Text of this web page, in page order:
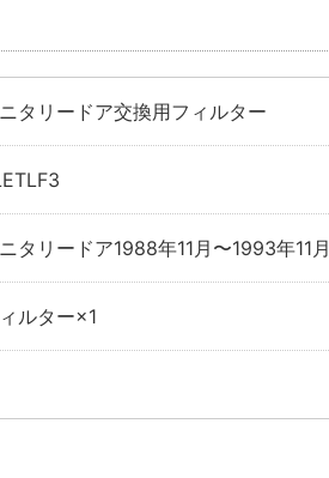
タリードア交換用フィルター
タリードア1988年11月〜1993年11月
ルター×1
ていない商品です。
記載のない商品をご購入くださ